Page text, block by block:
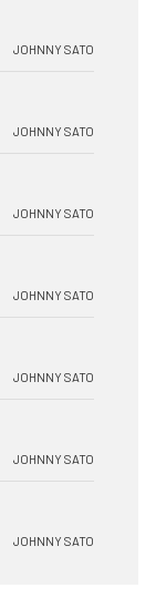
JOHNNY SATO
JOHNNY SATO
JOHNNY SATO
JOHNNY SATO
JOHNNY SATO
JOHNNY SATO
JOHNNY SATO